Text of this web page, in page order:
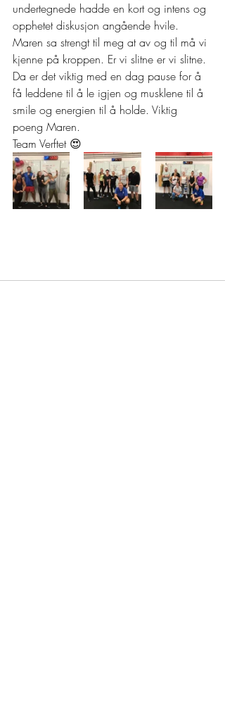
undertegnede hadde en kort og intens og
opphetet diskusjon angående hvile.
Maren sa strengt til meg at av og til må vi
kjenne på kroppen. Er vi slitne er vi slitne.
Da er det viktig med en dag pause for å
få leddene til å le igjen og musklene til å
smile og energien til å holde. Viktig
poeng Maren.
Team Verftet 😍